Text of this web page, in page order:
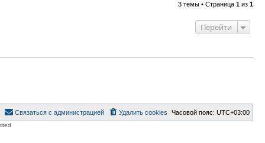
3 темы • Страница 1 из 1
Перейти
Часовой пояс: UTC+03:00
Удалить cookies
Связаться с администрацией